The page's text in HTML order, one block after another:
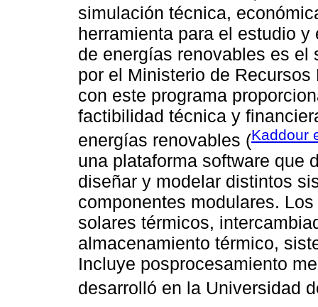
simulación técnica,
herramienta para el estudio
de energías renovables es el
por el Ministerio de
con este programa
factibilidad técnica y
energías renovables (Kaddour
una plataforma software que
diseñar y modelar distintos
componentes modulares.
solares térmicos,
almacenamiento térmico,
Incluye posprocesamiento
desarrolló en la Universidad